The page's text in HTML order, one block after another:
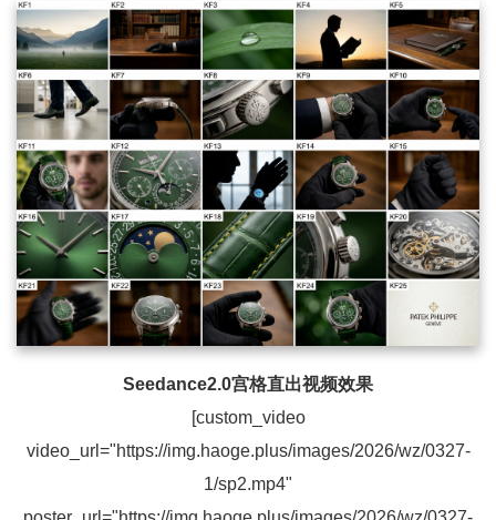
Seedance2.0宫格直出视频效果
[custom_video
video_url="https://img.haoge.plus/images/2026/wz/0327-
1/sp2.mp4"